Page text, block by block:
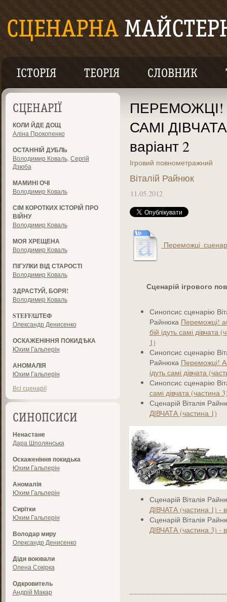
ІСТОРІЯ ТЕОРІЯ СЛОВНИК
СЦЕНАРІЇ
КОЛИ ЙДЕ ДОЩ
Аліна Прокопенко
ОСТАННІЙ ДУБЛЬ
Володимир Коваль, Сергій
Дзюба
МАМИНІ ОЧІ
Володимир Коваль
СІМ КОРОТКИХ ІСТОРІЙ ПРО
ВІЙНУ
Володимир Коваль
МОЯ ХРЕЩЕНА
Володимир Коваль
ПІГУЛКИ ВІД СТАРОСТІ
Володимир Коваль
ЗДРАСТУЙ, БОРЯ!
Володимир Коваль
STEFF/ШТЕФ
Олександр Денисенко
ОСКАЖЕНІННЯ ПОКИДѢКА
Юхим Гальперін
АНОМАЛІЯ
Юхим Гальперін
Всі сценарії
СИНОПСИСИ
Ненастане
Дара Шполянська
Оскаженіння покидька
Юхим Гальперін
Аномалія
Юхим Гальперін
Сирітки
Юхим Гальперін
Володар миру
Олександр Денисенко
Діди воювали
Олена Сокірка
Одкровитель
Андрій Макар
ПЕРЕМОЖЦІ!
САМІ
варіант 2
Ігровий повнометражний
Віталій Райнюк
11.05.2012
Сценарій ігрового
Синопсис сценарію
Райнюка Переможці!
бій ідуть самі дівчата
1)
Синопсис сценарію
Райнюка Переможці!
ідуть самі дівчата
Синопсис сценарію
самі дівчата (частина
Сценарій Віталія
ДІВЧАТА (частина 1)
Сценарій Віталія
ДІВЧАТА (частина 1) -
Сценарій Віталія
ДІВЧАТА (частина 3) -